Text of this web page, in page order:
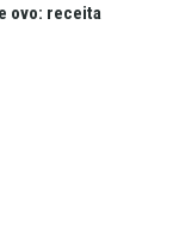
ovo: receita